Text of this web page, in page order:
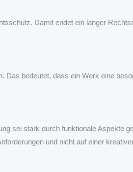
Damit endet ein langer
bedeutet, dass ein Werk eine
sei stark durch funktionale Aspekte
und nicht auf einer